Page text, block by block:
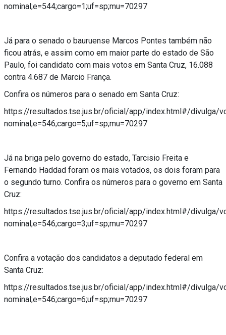
nominal;e=544;cargo=1;uf=sp;mu=70297
Já para o senado o bauruense Marcos Pontes também não
ficou atrás, e assim como em maior parte do estado de São
Paulo, foi candidato com mais votos em Santa Cruz, 16.088
contra 4.687 de Marcio França.
Confira os números para o senado em Santa Cruz:
https://resultados.tse.jus.br/oficial/app/index.html#/divulga/
nominal;e=546;cargo=5;uf=sp;mu=70297
Já na briga pelo governo do estado, Tarcisio Freita e
Fernando Haddad foram os mais votados, os dois foram para
o segundo turno. Confira os números para o governo em Santa
Cruz:
https://resultados.tse.jus.br/oficial/app/index.html#/divulga/
nominal;e=546;cargo=3;uf=sp;mu=70297
Confira a votação dos candidatos a deputado federal em
Santa Cruz:
https://resultados.tse.jus.br/oficial/app/index.html#/divulga/
nominal;e=546;cargo=6;uf=sp;mu=70297